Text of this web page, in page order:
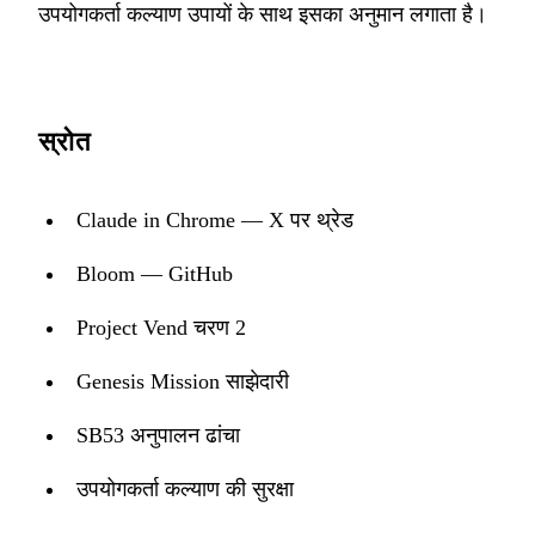
उपयोगकर्ता कल्याण उपायों के साथ इसका अनुमान लगाता है।
स्रोत
Claude in Chrome — X पर थ्रेड
Bloom — GitHub
Project Vend चरण 2
Genesis Mission साझेदारी
SB53 अनुपालन ढांचा
उपयोगकर्ता कल्याण की सुरक्षा